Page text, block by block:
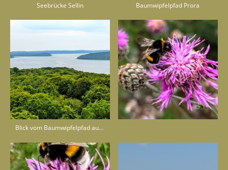
Seebrücke Sellin Baumwipfelpfad Prora
Blick vom Baumwipfelpfad auf die Bodden - Insel Rügen